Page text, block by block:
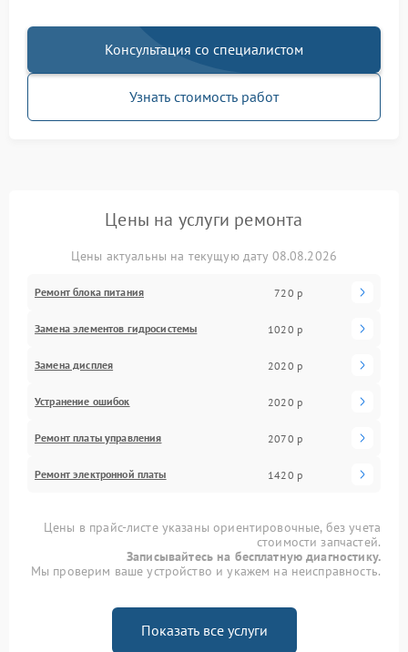
Консультация со специалистом
Узнать стоимость работ
Цены на услуги ремонта
Цены актуальны на текущую дату 08.08.2026
Ремонт блока питания 720 р
Замена элементов гидросистемы 1020 р
Замена дисплея 2020 р
Устранение ошибок 2020 р
Ремонт платы управления 2070 р
Ремонт электронной платы 1420 р
Цены в прайс-листе указаны ориентировочные, без учета
стоимости запчастей.
Записывайтесь на бесплатную диагностику.
Мы проверим ваше устройство и укажем на неисправность.
Показать все услуги